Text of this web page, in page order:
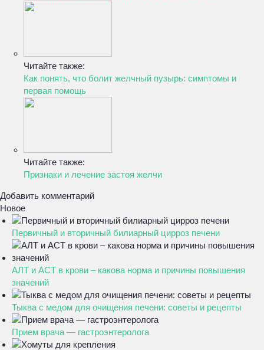
Читайте также:
Как понять, что болит желчный пузырь: симптомы и
первая помощь
Читайте также:
Признаки и лечение застоя желчи
Добавить комментарий
Новое
Первичный и вторичный билиарный цирроз печени
АЛТ и АСТ в крови – какова норма и причины повышения
значений
Тыква с медом для очищения печени: советы и рецепты
Прием врача — гастроэнтеролога